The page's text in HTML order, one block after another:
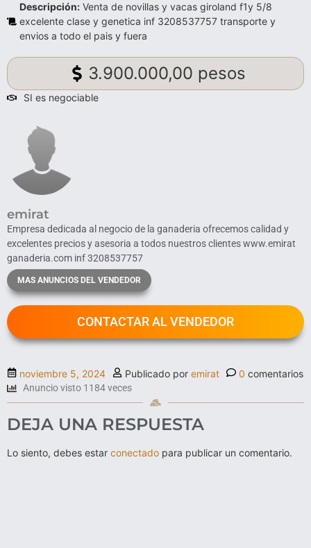
Descripción: Venta de novillas y vacas giroland f1y 5/8
excelente clase y genetica inf 3208537757 transporte y
envios a todo el pais y fuera
3.900.000,00 pesos
SI es negociable
emirat
Empresa dedicada al negocio de la ganaderia ofrecemos calidad y
excelentes precios y asesoria a todos nuestros clientes www.emirat
ganaderia.com inf 3208537757
MAS ANUNCIOS DEL VENDEDOR
CONTACTAR AL VENDEDOR
noviembre 5, 2024 Publicado por emirat 0 comentarios
Anuncio visto 1184 veces
DEJA UNA RESPUESTA
Lo siento, debes estar conectado para publicar un comentario.